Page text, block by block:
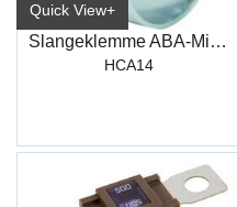
Quick View+
Slangeklemme ABA-Mini B9 W1 SW7 14mm
HCA14